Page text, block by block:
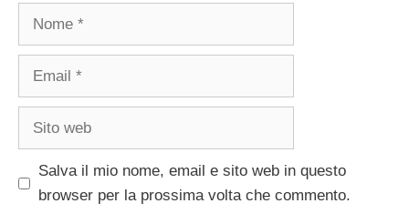
Nome
Email
Sito
Salva il mio nome, email e sito web in questo
browser per la prossima volta che commento.